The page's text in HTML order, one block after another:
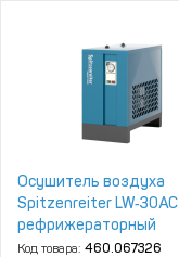
Осушитель воздуха
Spitzenreiter LW‑30AC
рефрижераторный
Код товара: 460.067326